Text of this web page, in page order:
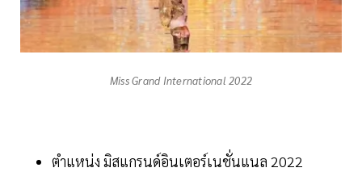
Miss Grand International 2022
ตำแหน่ง มิสแกรนด์อินเตอร์เนชั่นแนล 2022